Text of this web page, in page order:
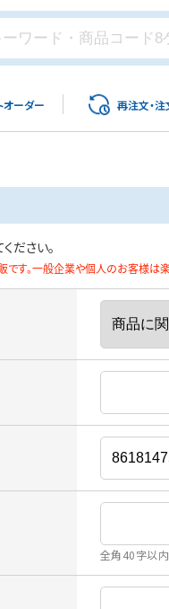
オーダー 再注文・注
ださい。
す。一般企業や個人のお客様は
全角40字以内